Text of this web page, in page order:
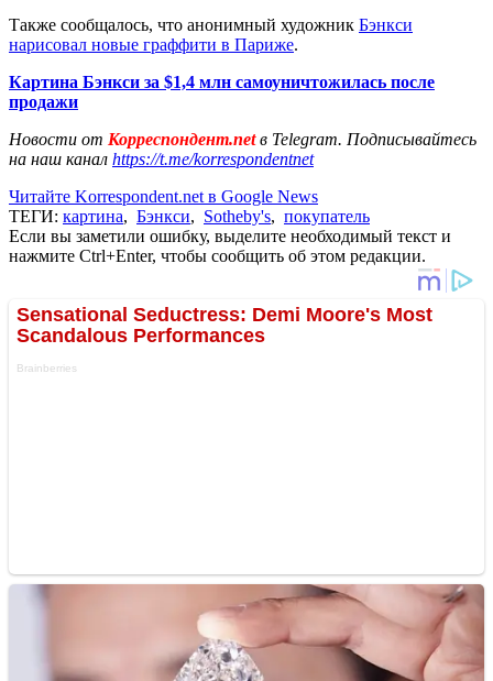
Также сообщалось, что анонимный художник Бэнкси
нарисовал новые граффити в Париже.
Картина Бэнкси за $1,4 млн самоуничтожилась после
продажи
Новости от Корреспондент.netв Telegram. Подписывайтесь
на наш канал https://t.me/korrespondentnet
Читайте Korrespondent.net в Google News
ТЕГИ: картина, Бэнкси, Sotheby's, покупатель
Если вы заметили ошибку, выделите необходимый текст и
нажмите Ctrl+Enter, чтобы сообщить об этом редакции.